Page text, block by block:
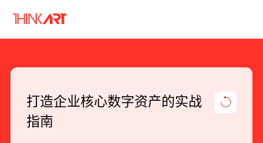
企业网站建设
打造企业核心数字资产的实战
指南